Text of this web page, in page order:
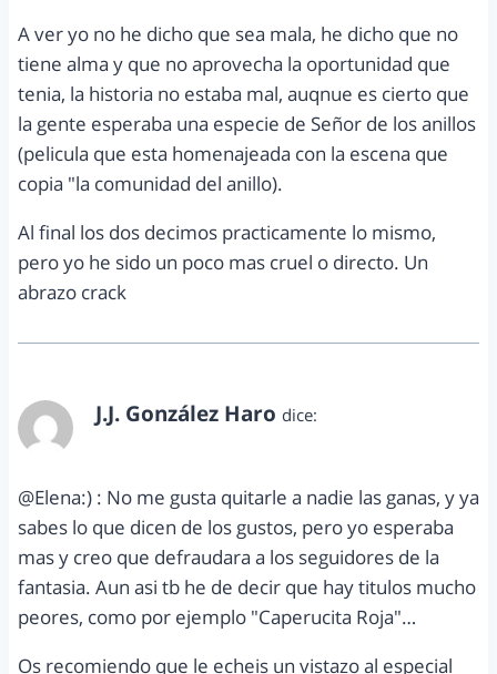
A ver yo no he dicho que sea mala, he dicho que no
tiene alma y que no aprovecha la oportunidad que
tenia, la historia no estaba mal, auqnue es cierto que
la gente esperaba una especie de Señor de los anillos
(pelicula que esta homenajeada con la escena que
copia "la comunidad del anillo).
Al final los dos decimos practicamente lo mismo,
pero yo he sido un poco mas cruel o directo. Un
abrazo crack
J.J. González Haro dice:
@Elena:) : No me gusta quitarle a nadie las ganas, y ya
sabes lo que dicen de los gustos, pero yo esperaba
mas y creo que defraudara a los seguidores de la
fantasia. Aun asi tb he de decir que hay titulos mucho
peores, como por ejemplo "Caperucita Roja"…
Os recomiendo que le echeis un vistazo al especial